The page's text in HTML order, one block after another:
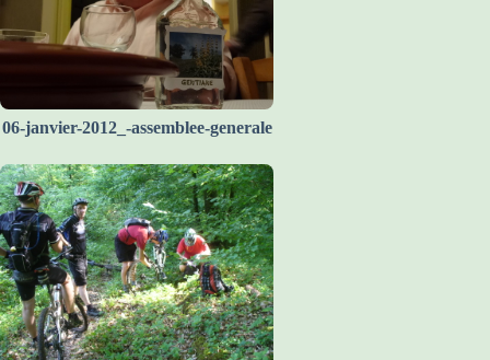
06-janvier-2012_-assemblee-generale